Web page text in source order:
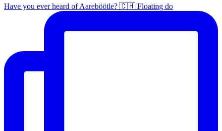
Have you ever heard of Aareböötle? 🇨🇭 Floating do